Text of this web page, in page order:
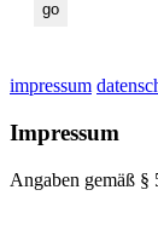
impressum
Impressum
Angaben gemäß §